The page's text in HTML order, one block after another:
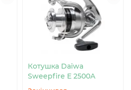
Котушка Daiwa
Sweepfire E 2500A